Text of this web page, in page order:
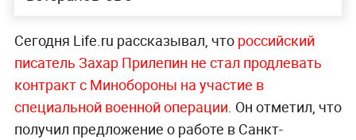
Сегодня Life.ru рассказывал, что российский
писатель Захар Прилепин не стал продлевать
контракт с Минобороны на участие в
специальной военной операции. Он отметил, что
получил предложение о работе в Санкт-